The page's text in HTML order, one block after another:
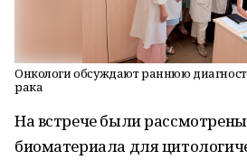
Онкологи обсуждают раннюю
рака
На встрече были
биоматериала для